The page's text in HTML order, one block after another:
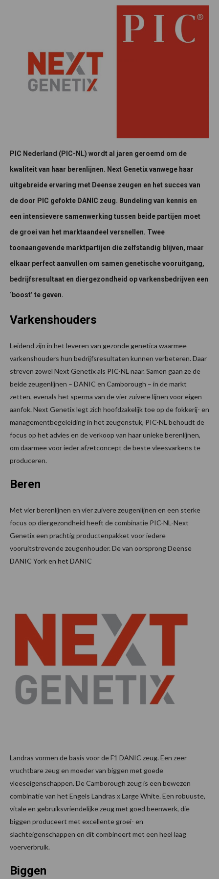
PIC Nederland (PIC-NL) wordt al jaren geroemd om de
kwaliteit van haar berenlijnen. Next Genetix vanwege haar
uitgebreide ervaring met Deense zeugen en het succes van
de door PIC gefokte DANIC zeug. Bundeling van kennis en
een intensievere samenwerking tussen beide partijen moet
de groei van het marktaandeel versnellen. Twee
toonaangevende marktpartijen die zelfstandig blijven, maar
elkaar perfect aanvullen om samen genetische vooruitgang,
bedrijfsresultaat en diergezondheid op varkensbedrijven een
‘boost’ te geven.
Varkenshouders
Leidend zijn in het leveren van gezonde genetica waarmee
varkenshouders hun bedrijfsresultaten kunnen verbeteren. Daar
streven zowel Next Genetix als PIC-NL naar. Samen gaan ze de
beide zeugenlijnen – DANIC en Camborough – in de markt
zetten, evenals het sperma van de vier zuivere lijnen voor eigen
aanfok. Next Genetix legt zich hoofdzakelijk toe op de fokkerij- en
managementbegeleiding in het zeugenstuk, PIC-NL behoudt de
focus op het advies en de verkoop van haar unieke berenlijnen,
om daarmee voor ieder afzetconcept de beste vleesvarkens te
produceren.
Beren
Met vier berenlijnen en vier zuivere zeugenlijnen en een sterke
focus op diergezondheid heeft de combinatie PIC-NL-Next
Genetix een prachtig productenpakket voor iedere
vooruitstrevende zeugenhouder. De van oorsprong Deense
DANIC York en het DANIC
Landras vormen de basis voor de F1 DANIC zeug. Een zeer
vruchtbare zeug en moeder van biggen met goede
vleeseigenschappen. De Camborough zeug is een bewezen
combinatie van het Engels Landras x Large White. Een robuuste,
vitale en gebruiksvriendelijke zeug met goed beenwerk, die
biggen produceert met excellente groei- en
slachteigenschappen en dit combineert met een heel laag
voerverbruik.
Biggen